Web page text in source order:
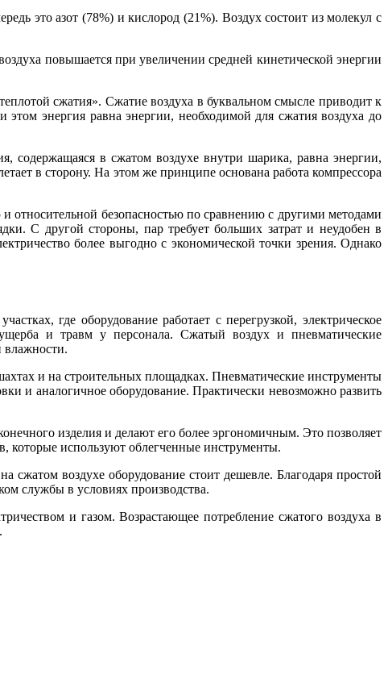
это азот (78%) и кислород (21%). Воздух состоит из молекул с
повышается при увеличении средней кинетической энергии
сжатия». Сжатие воздуха в буквальном смысле приводит к
энергия равна энергии, необходимой для сжатия воздуха до
в сжатом воздухе внутри шарика, равна энергии,
в сторону. На этом же принципе основана работа компрессора
относительной безопасностью по сравнению с другими методами
С другой стороны, пар требует больших затрат и неудобен в
более выгодно с экономической точки зрения. Однако
где оборудование работает с перегрузкой, электрическое
и травм у персонала. Сжатый воздух и пневматические
влажности.
и на строительных площадках. Пневматические инструменты
и аналогичное оборудование. Практически невозможно развить
изделия и делают его более эргономичным. Это позволяет
которые используют облегченные инструменты.
сжатом воздухе оборудование стоит дешевле. Благодаря простой
службы в условиях производства.
и газом. Возрастающее потребление сжатого воздуха в